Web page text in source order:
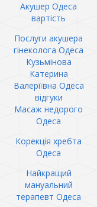
Акушер Одеса
вартість
Послуги акушера
гінеколога Одеса
Кузьмінова
Катерина
Валеріївна Одеса
відгуки
Масаж недорого
Одеса
Корекція хребта
Одеса
Найкращий
мануальний
терапевт Одеса